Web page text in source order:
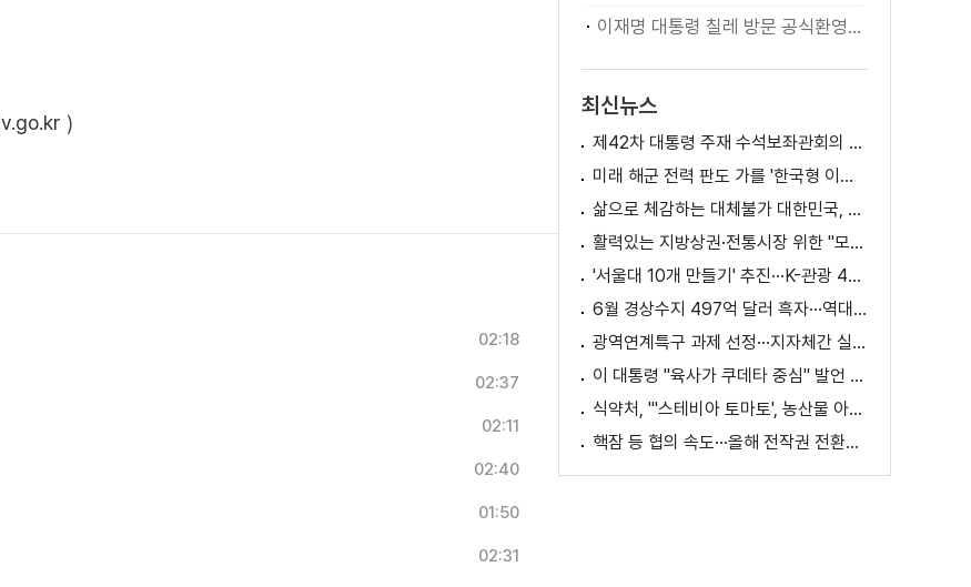
)
02:18
02:37
02:11
02:40
01:50
02:31
이재명 대통령 칠레 방문 공식환영식
최신뉴스
제42차 대통령 주재 수석보좌관회의 이재명 대통령 모두말씀
미래 해군 전력 판도 가를 '한국형 이지스구축함' 건조 본격화 [K-정책 사용법]
삶으로 체감하는 대체불가 대한민국, 무엇이 달라지나? [정.주.행]
활력있는 지방상권·전통시장 위한 "모두의 상권 추진전략"
'서울대 10개 만들기' 추진···K-관광 4천만 시대 준비
6월 경상수지 497억 달러 흑자···역대 최대
광역연계특구 과제 선정···지자체간 실증 협력 확대
이 대통령 "육사가 쿠데타 중심" 발언 의미는?
식약처, "'스테비아 토마토', 농산물 아닌 가공식품"
핵잠 등 협의 속도···올해 전작권 전환시기 결정 추진